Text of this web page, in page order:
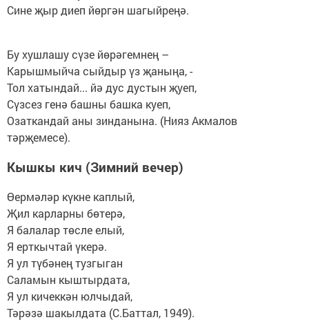
Сине җыр диеп йөргән шагыйреңә.
Бу хушлашу сүзе йөрәгемнең –
Карышмыйча сыйдыр үз җаныңа, -
Тол хатындай... йә дус дустын җуеп,
Сүзсез генә башны башка куеп,
Озаткандай аны зинданына. (Нияз Акмалов
тәрҗемесе).
Кышкы кич (Зимний вечер)
Өермәләр күкне каплый,
Җил карларны бөтерә,
Я балалар төсле елый,
Я ерткычтай үкерә.
Я ул түбәнең тузгыган
Саламын кыштырдата,
Я ул кичеккән юлчыдай,
Тәрәзә шакылдата (С.Баттал, 1949).